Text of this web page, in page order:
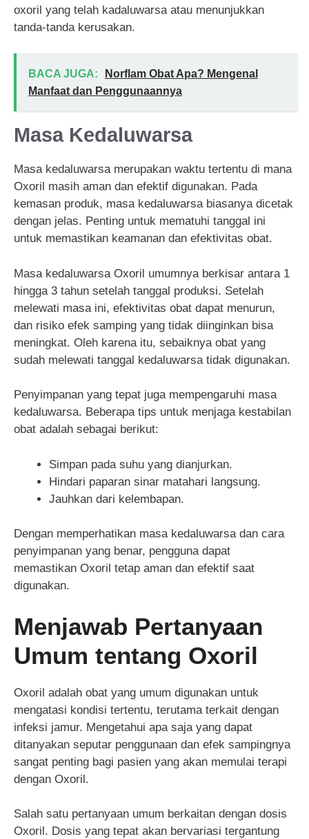
oxoril yang telah kadaluwarsa atau menunjukkan
tanda-tanda kerusakan.
BACA JUGA:
Norflam Obat Apa? Mengenal
Manfaat dan Penggunaannya
Masa Kedaluwarsa
Masa kedaluwarsa merupakan waktu tertentu di mana
Oxoril masih aman dan efektif digunakan. Pada
kemasan produk, masa kedaluwarsa biasanya dicetak
dengan jelas. Penting untuk mematuhi tanggal ini
untuk memastikan keamanan dan efektivitas obat.
Masa kedaluwarsa Oxoril umumnya berkisar antara 1
hingga 3 tahun setelah tanggal produksi. Setelah
melewati masa ini, efektivitas obat dapat menurun,
dan risiko efek samping yang tidak diinginkan bisa
meningkat. Oleh karena itu, sebaiknya obat yang
sudah melewati tanggal kedaluwarsa tidak digunakan.
Penyimpanan yang tepat juga mempengaruhi masa
kedaluwarsa. Beberapa tips untuk menjaga kestabilan
obat adalah sebagai berikut:
Simpan pada suhu yang dianjurkan.
Hindari paparan sinar matahari langsung.
Jauhkan dari kelembapan.
Dengan memperhatikan masa kedaluwarsa dan cara
penyimpanan yang benar, pengguna dapat
memastikan Oxoril tetap aman dan efektif saat
digunakan.
Menjawab Pertanyaan
Umum tentang Oxoril
Oxoril adalah obat yang umum digunakan untuk
mengatasi kondisi tertentu, terutama terkait dengan
infeksi jamur. Mengetahui apa saja yang dapat
ditanyakan seputar penggunaan dan efek sampingnya
sangat penting bagi pasien yang akan memulai terapi
dengan Oxoril.
Salah satu pertanyaan umum berkaitan dengan dosis
Oxoril. Dosis yang tepat akan bervariasi tergantung